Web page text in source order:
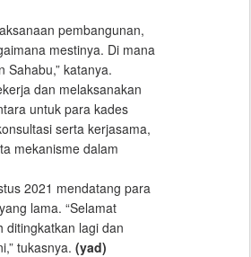
pembangunan,
mestinya. Di mana
Sahabu,” katanya.
dan melaksanakan
untuk para kades
serta kerjasama,
mekanisme dalam
2021 mendatang para
lama. “Selamat
ditingkatkan lagi dan
tukasnya. (yad)